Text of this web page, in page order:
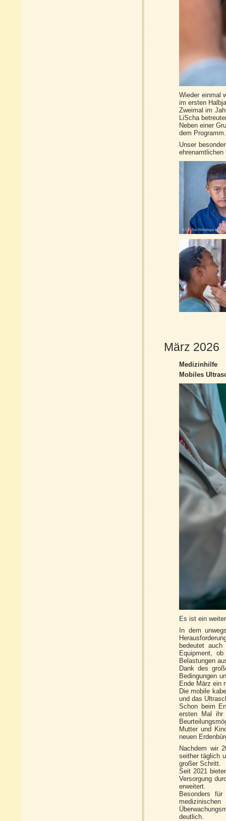
Wieder einmal
im ersten
Zweimal im
LiScha
Neben einer
dem Programm.
Unser
ehrenamtlichen
März 2026
Medizinhilfe
Mobiles
Es ist ein
In dem
bedeutet
Equipment,
Belastungen
Dank des
Bedingungen
Ende März ein
Die mobile
und das
Schon beim
ersten Mal ihr
Mutter und
neuen
Nachdem wir
seither täglich
großer Schritt.
Seit 2021
Versorgung
erweitert.
Besonders
deutlich.